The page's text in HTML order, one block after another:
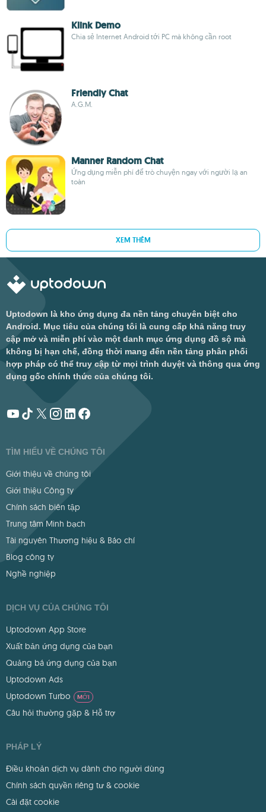
Klink Demo
Chia sẻ Internet Android tới PC mà không cần root
Friendly Chat
A.G.M.
Manner Random Chat
Ứng dụng miễn phí để trò chuyện ngay với người lạ an
toàn
XEM THÊM
Uptodown là kho ứng dụng đa nền tảng chuyên biệt cho
Android. Mục tiêu của chúng tôi là cung cấp khả năng truy
cập mở và miễn phí vào một danh mục ứng dụng đồ sộ mà
không bị hạn chế, đồng thời mang đến nền tảng phân phối
hợp pháp có thể truy cập từ mọi trình duyệt và thông qua ứng
dụng gốc chính thức của chúng tôi.
TÌM HIỂU VỀ CHÚNG TÔI
Giới thiệu về chúng tôi
Giới thiệu Công ty
Chính sách biên tập
Trung tâm Minh bạch
Tài nguyên Thương hiệu & Báo chí
Blog công ty
Nghề nghiệp
DỊCH VỤ CỦA CHÚNG TÔI
Uptodown App Store
Xuất bản ứng dụng của bạn
Quảng bá ứng dụng của bạn
Uptodown Ads
Uptodown Turbo
MỚI
Câu hỏi thường gặp & Hỗ trợ
PHÁP LÝ
Điều khoản dịch vụ dành cho người dùng
Chính sách quyền riêng tư & cookie
Cài đặt cookie